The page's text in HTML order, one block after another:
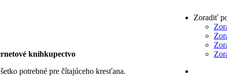
Zoradiť
kníhkupectvo
potrebné pre čítajúceho kresťana.